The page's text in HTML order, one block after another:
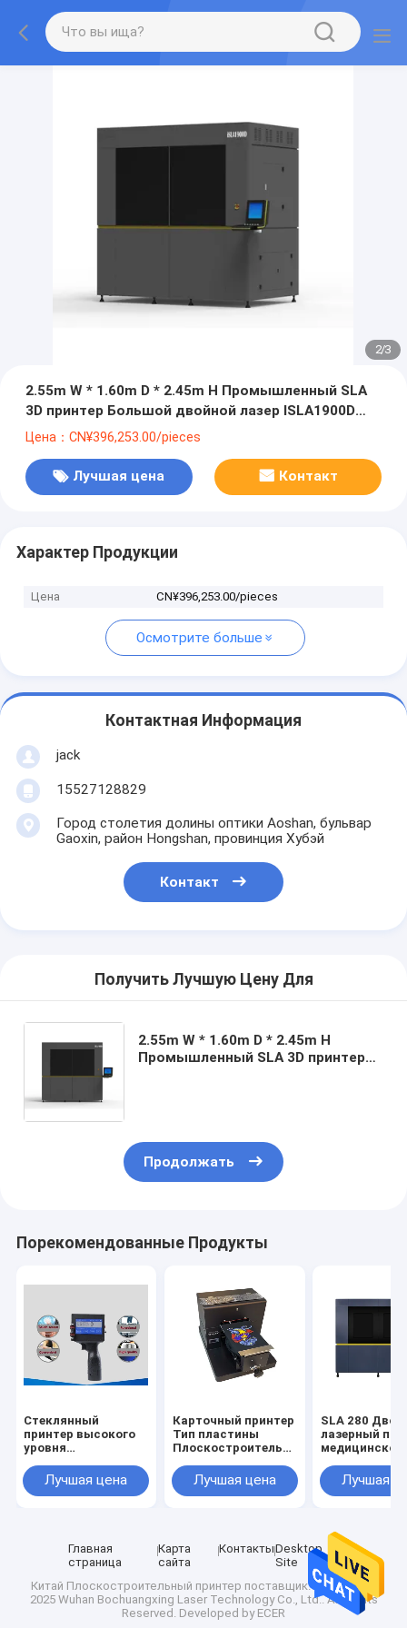
2/3
2.55m W * 1.60m D * 2.45m H Промышленный SLA
3D принтер Большой двойной лазер ISLA1900D
для приложений прототипирования
Цена：CN¥396,253.00/pieces
Лучшая цена Контакт
Характер Продукции
Цена CN¥396,253.00/pieces
Осмотрите больше
Контактная Информация
jack
15527128829
Город столетия долины оптики Aoshan, бульвар
Gaoxin, район Hongshan, провинция Хубэй
Контакт
Получить Лучшую Цену Для
2.55m W * 1.60m D * 2.45m H
Промышленный SLA 3D принтер
Продолжать
Порекомендованные Продукты
Стеклянный
принтер высокого
уровня
нужд кодирования
даты на
Лучшая цена
Карточный принтер
Тип пластины
Плоскостроительный
Многофункциональный
ультрафиолетовый
телефонов / 3D
рельеф / одежда
Лучшая цена
SLA 280
лазерный
для
стали /
Лучшая
Главная
страница
Карта
сайта
КонтактыDesktop
Site
Китай Плоскостроительный принтер поставщик.Copyright ©
2025 Wuhan Bochuangxing Laser Technology Co., Ltd.. All Rights
Reserved. Developed by ECER